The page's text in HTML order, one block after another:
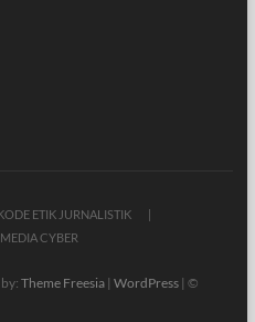
ETIK JURNALISTIK
CYBER
Theme Freesia| WordPress| ©